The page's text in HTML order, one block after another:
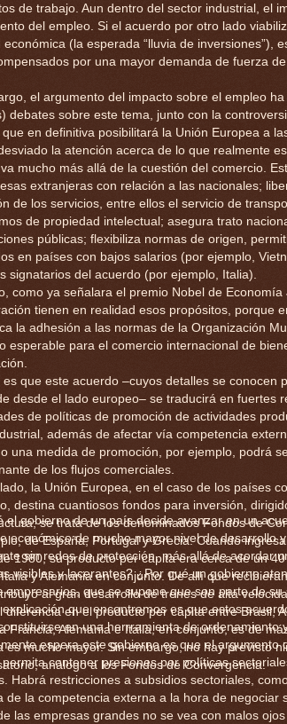
de trabajo. Aun dentro del sector industrial, el
del empleo. Si el acuerdo por otro lado
económica (la esperada “lluvia de inversiones”),
por una mayor demanda de fuerza de
el argumento del impacto sobre el empleo
debates sobre este tema, junto con la
en definitiva posibilitará la Unión Europea a
la atención acerca de lo que realmente
mucho más allá de la cuestión del comercio.
extranjeras con relación a las nacionales;
de los servicios, entre ellos el servicio de
de propiedad intelectual; asegura trato
públicas; flexibiliza normas de origen,
en países con bajos salarios (por ejemplo,
signatarios del acuerdo (por ejemplo, Italia).
como ya señalara el premio Nobel de
tienen en realidad esos propósitos, porque
la adhesión a las normas de la Organización
esperable para el comercio internacional de
es que este acuerdo –cuyos detalles se conocen
desde el lado europeo– se traducirá en fuertes
de políticas de promoción de actividades
además de afectar vía competencia
una medida de promoción, por ejemplo, podrá
de los flujos comerciales.
la Unión Europea, en el caso de los países
destina cuantiosos fondos para inversión,
se trata de los denominados Fondos de
de España, Portugal y Grecia. Cuando
1980, su producto per cápita era cerca de un
y Alemania en conjunto. De allí que
al gran desarrollo de trenes de alta
diferencia en el producto per cápita entre Brasil,
Francia, Alemania e Italia, en conjunto, es de
es mucho mayor. Sin embargo, no hay previsto
análogo a los Fondos de Convergencia.
el gobierno de un país decide avanzar en un
económico de mucho mayor nivel de desarrollo
sin redes de protección, más allá de acordar
visibles y lacerantes? ¿Por qué un gobierno
empresarios, que se supone que son parte de su
explicación que encontramos es que estos
en una herrramienta de ordenamiento
espera este gobierno es que el argumento
contener presiones por políticas
Habrá restricciones a subsidios sectoriales,
de la competencia externa a la hora de negociar
las empresas grandes no se vea con malos ojos